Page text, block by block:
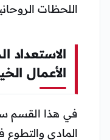
اللحظات
الاستعداد
الأعمال
في هذا القسم
المادي والتطوع